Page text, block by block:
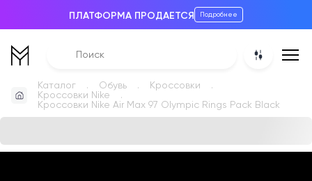
ПЛАТФОРМА ПРОДАЕТСЯ Подробнее
Каталог Обувь
Кроссовки
Кроссовки Nike
Кроссовки Nike Air Max 97 Olympic Rings Pack Black